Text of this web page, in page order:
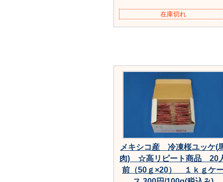
在庫切れ
メキシコ産 冷凍桜ユッケ(
肉) ☆高リピート商品 20
前（50ｇ×20） １ｋｇケ